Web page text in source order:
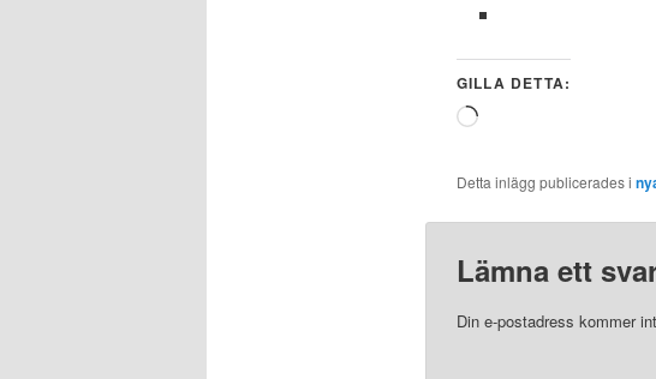
GILLA DETTA:
Laddar
…
Detta inlägg publicerades i
Lämna ett
Din e-postadress kommer